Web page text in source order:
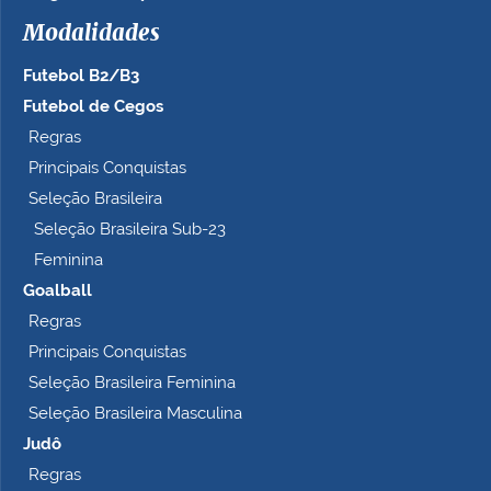
o
o
m
e
t
Modalidades
Futebol B2/B3
Futebol de Cegos
Regras
Principais Conquistas
Seleção Brasileira
Seleção Brasileira Sub-23
Feminina
Goalball
Regras
Principais Conquistas
Seleção Brasileira Feminina
Seleção Brasileira Masculina
Judô
Regras